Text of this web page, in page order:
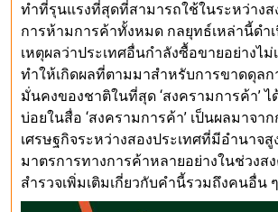
ทำที่รุนแรงที่สุดที่สามารถใช้ในระหว่าง
การห้ามการค้าทั้งหมด กลยุทธ์เหล่านี้ดำ
เหตุผลว่าประเทศอื่นกำลังซื้อขายอย่างไม่
ทำให้เกิดผลที่ตามมาสำหรับการขาดดุล
มั่นคงของชาติในที่สุด ‘สงครามการค้า’
บ่อยในสื่อ ‘สงครามการค้า’ เป็นผลมาจา
เศรษฐกิจระหว่างสองประเทศที่มีอำนาจ
มาตรการทางการค้าหลายอย่างในช่วงส
สำรวจเพิ่มเติมเกี่ยวกับคำนี้รวมถึงคนอื่น ๆ